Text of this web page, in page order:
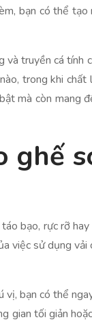
bạn có thể tạo
truyền cá tính
trong khi chất
mà còn mang
ghế
bạo, rực rỡ
việc sử dụng vải
vị, bạn có thể
gian tối giản